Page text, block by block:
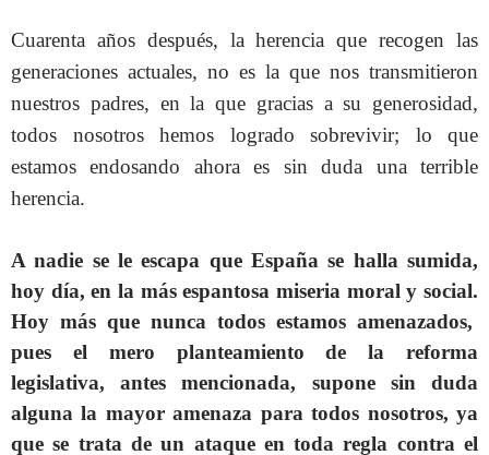
Cuarenta años después, la herencia que recogen las
generaciones actuales, no es la que nos transmitieron
nuestros padres, en la que gracias a su generosidad,
todos nosotros hemos logrado sobrevivir; lo que
estamos endosando ahora es sin duda una terrible
herencia.
A nadie se le escapa que Españase halla sumida,
hoy día, en la más espantosa miseria moral y social.
Hoy más que nunca todos estamos amenazados,
pues el mero planteamiento de la reforma
legislativa, antes mencionada, supone sin duda
alguna la mayor amenaza para todos nosotros, ya
que se trata de un ataque en toda regla contra el